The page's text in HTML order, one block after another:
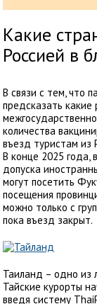
Какие
Россией в
В связи с тем, что
предсказать
количества
въезд туристам из
В конце 2025 года,
допуска
могут посетить
посещения
можно только с
пока въезд закрыт.
Таиланд – одно из
Тайские курорты
введя систему